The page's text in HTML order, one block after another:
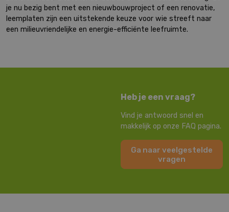
je nu bezig bent met een nieuwbouwproject of een renovatie,
leemplaten zijn een uitstekende keuze voor wie streeft naar
een milieuvriendelijke en energie-efficiënte leefruimte.
Heb je een vraag?
Vind je antwoord snel en
makkelijk op onze FAQ pagina.
Ga naar veelgestelde
vragen